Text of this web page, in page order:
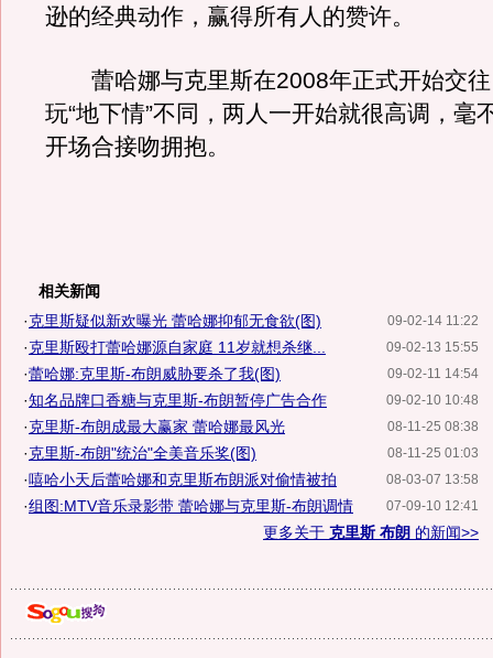
逊的经典动作，赢得所有人的赞许。
蕾哈娜与克里斯在2008年正式开始交往
玩“地下情”不同，两人一开始就很高调，毫
开场合接吻拥抱。
相关新闻
09-02-14 11:22
·克里斯疑似新欢曝光 蕾哈娜抑郁无食欲(图)
09-02-13 15:55
·克里斯殴打蕾哈娜源自家庭 11岁就想杀继...
09-02-11 14:54
·蕾哈娜:克里斯-布朗威胁要杀了我(图)
09-02-10 10:48
·知名品牌口香糖与克里斯-布朗暂停广告合作
08-11-25 08:38
·克里斯-布朗成最大赢家 蕾哈娜最风光
08-11-25 01:03
·克里斯-布朗"统治"全美音乐奖(图)
08-03-07 13:58
·嘻哈小天后蕾哈娜和克里斯布朗派对偷情被拍
07-09-10 12:41
·组图:MTV音乐录影带 蕾哈娜与克里斯-布朗调情
更多关于 克里斯 布朗 的新闻>>